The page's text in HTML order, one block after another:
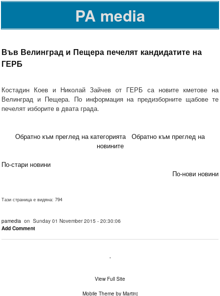
PA media
Във Велинград и Пещера печелят кандидатите на
ГЕРБ
Костадин Коев и Николай Зайчев от ГЕРБ са новите кметове на
Велинград и Пещера. По информация на предизборните щабове те
печелят изборите в двата града.
Обратно към преглед на категорията
Обратно към преглед на
новините
По-стари новини
По-нови новини
Тази страница е видяна: 794
pamedia on Sunday 01 November 2015 - 20:30:06
Add Comment
.
View Full Site
Mobile Theme by Martinj